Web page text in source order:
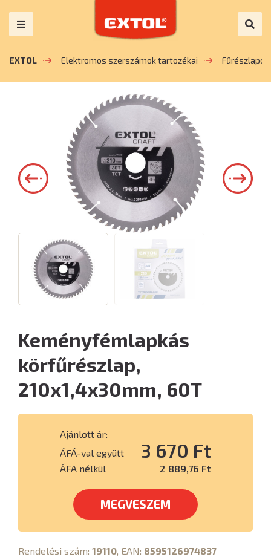
EXTOL Elektromos szerszámok tartozékai Fűrészlapok
Keményfémlapkás
körfűrészlap,
210x1,4x30mm, 60T
Ajánlott ár:
ÁFÁ-val együtt
3 670 Ft
ÁFA nélkül 2 889,76 Ft
MEGVESZEM
Rendelési szám: 19110, EAN: 8595126974837